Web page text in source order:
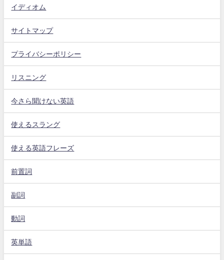
イディオム
サイトマップ
プライバシーポリシー
リスニング
今さら聞けない英語
使えるスラング
使える英語フレーズ
前置詞
副詞
動詞
英単語